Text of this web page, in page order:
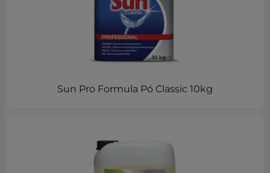
Sun Pro Formula Pó Classic 10kg